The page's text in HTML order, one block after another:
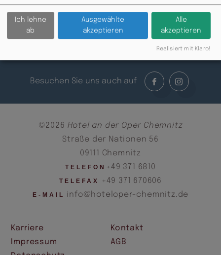
Besuchen Sie uns auch auf
©2026 Hotel an der Oper Chemnitz
Straße der Nationen 56
09111 Chemnitz
TELEFON +49 371 6810
TELEFAX +49 371 670606
E-MAIL info@hoteloper-chemnitz.de
Karriere
Kontakt
Impressum
AGB
Ich lehne
ab
Ausgewählte
akzeptieren
Alle
akzeptieren
Realisiert mit Klaro!